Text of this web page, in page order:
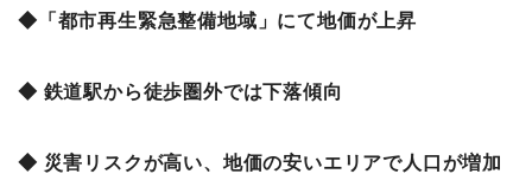
◆「都市再生緊急整備地域」にて地価が上昇
◆ 鉄道駅から徒歩圏外では下落傾向
◆ 災害リスクが高い、地価の安いエリアで人口が増加